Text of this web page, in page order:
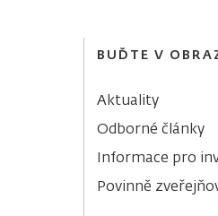
BUĎTE V
Aktuality
Odborné články
Informace pro
Povinně